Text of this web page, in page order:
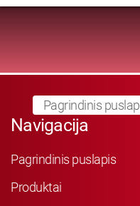
Pagrindinis
Navigacija
Pagrindinis puslapis
Produktai